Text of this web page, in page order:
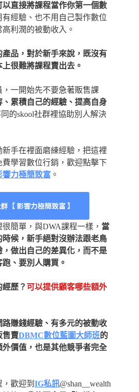
直接將課程當作你第一個數
有經驗、也不用自己製作數位
利潤的被動收入。
產品，對於新手來說，既沒有
很難將課程賣出去。
一開始先不要急著販售課
、累積自己的經驗、提高自身
同的skool社群裡協助別人解決
手在裡面磨練經驗，把這裡
學習數位行銷，歡迎點擊下
響力極簡致富 。
【 影響力極簡致富 】
簡單，與DWA課程一樣， 當
候，新手絕對沒辦法跟老鳥
做出自己的差異化，而不是
、要別人購買。
經歷？可以提供顧客哪些額外
賺錢經驗、有多元的被動收
售賣DBMC數位藍圖大師班的
價值，也是其他競爭者完全
歡迎到 IG私訊@shan__wealth